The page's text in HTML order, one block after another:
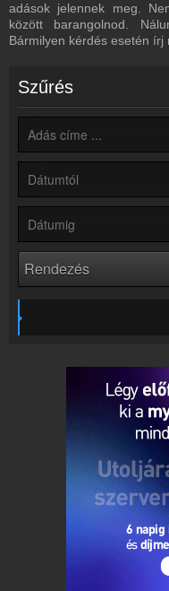
Kapcsolat
Írj nekünk!
Rádiós partnerek
Rádió beágyazás
Ágyazd be weboldaladba
Online rádió készítés
Készítés lépésről lépésre
adások jelennek meg.
között barangolnod.
Bármilyen kérdés esetén írj
Szűrés